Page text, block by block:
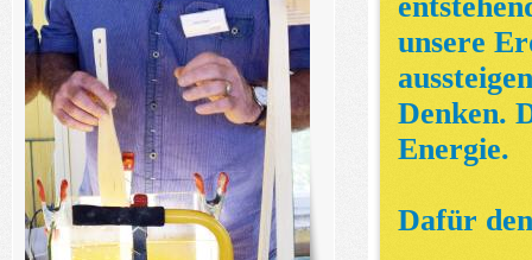
unsere
Denken.
Energie.
Dafür